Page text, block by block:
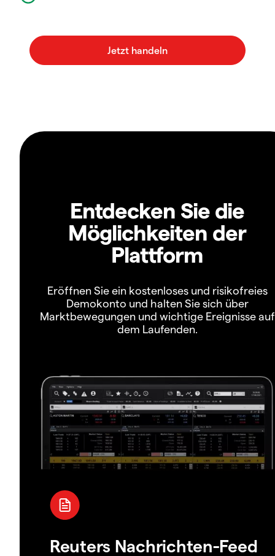
Entdecken Sie die
Möglichkeiten der
Plattform
Eröffnen Sie ein kostenloses und risikofreies
Demokonto und halten Sie sich über
Marktbewegungen und wichtige Ereignisse auf
dem Laufenden.
Reuters Nachrichten-Feed